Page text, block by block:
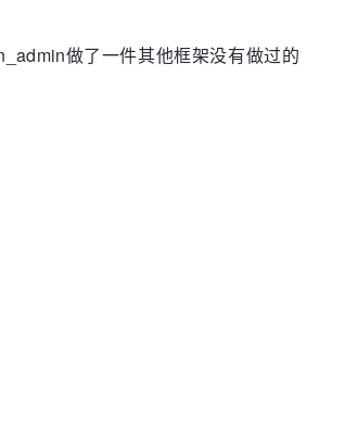
做了一件其他框架没有做过的